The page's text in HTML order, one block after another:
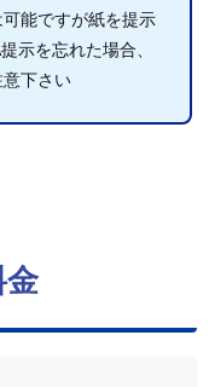
能ですが紙を提示
示を忘れた場合、
下さい
金